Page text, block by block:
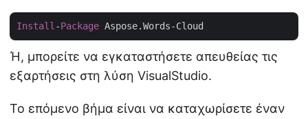
Install -Package
Ή, μπορείτε να εγκαταστήσετε απευθείας τις
εξαρτήσεις στη λύση VisualStudio.
Το επόμενο βήμα είναι να καταχωρίσετε έναν